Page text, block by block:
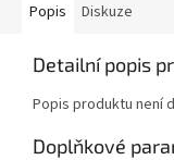
Popis Diskuze
Detailní popis
Popis produktu není
Doplňkové